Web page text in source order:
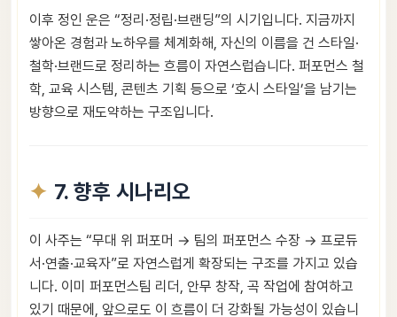
이후 정인 운은 “정리·정립·브랜딩”의 시기입니다. 지금까지
쌓아온 경험과 노하우를 체계화해, 자신의 이름을 건 스타일·
철학·브랜드로 정리하는 흐름이 자연스럽습니다. 퍼포먼스 철
학, 교육 시스템, 콘텐츠 기획 등으로 ‘호시 스타일’을 남기는
방향으로 재도약하는 구조입니다.
7. 향후 시나리오
이 사주는 “무대 위 퍼포머 → 팀의 퍼포먼스 수장 → 프로듀
서·연출·교육자”로 자연스럽게 확장되는 구조를 가지고 있습
니다. 이미 퍼포먼스팀 리더, 안무 창작, 곡 작업에 참여하고
있기 때문에, 앞으로도 이 흐름이 더 강화될 가능성이 있습니